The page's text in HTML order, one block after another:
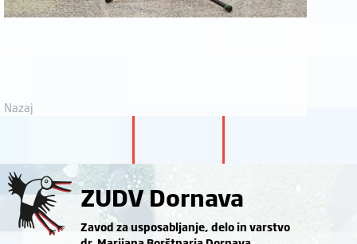
Nazaj
ZUDV Dornava
Zavod za usposabljanje, delo in varstvo